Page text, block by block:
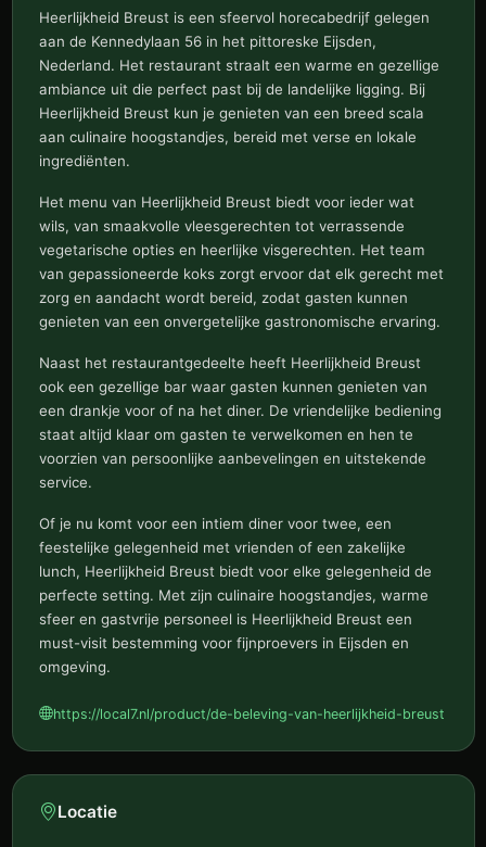
Heerlijkheid Breust is een sfeervol horecabedrijf gelegen
aan de Kennedylaan 56 in het pittoreske Eijsden,
Nederland. Het restaurant straalt een warme en gezellige
ambiance uit die perfect past bij de landelijke ligging. Bij
Heerlijkheid Breust kun je genieten van een breed scala
aan culinaire hoogstandjes, bereid met verse en lokale
ingrediënten.
Het menu van Heerlijkheid Breust biedt voor ieder wat
wils, van smaakvolle vleesgerechten tot verrassende
vegetarische opties en heerlijke visgerechten. Het team
van gepassioneerde koks zorgt ervoor dat elk gerecht met
zorg en aandacht wordt bereid, zodat gasten kunnen
genieten van een onvergetelijke gastronomische ervaring.
Naast het restaurantgedeelte heeft Heerlijkheid Breust
ook een gezellige bar waar gasten kunnen genieten van
een drankje voor of na het diner. De vriendelijke bediening
staat altijd klaar om gasten te verwelkomen en hen te
voorzien van persoonlijke aanbevelingen en uitstekende
service.
Of je nu komt voor een intiem diner voor twee, een
feestelijke gelegenheid met vrienden of een zakelijke
lunch, Heerlijkheid Breust biedt voor elke gelegenheid de
perfecte setting. Met zijn culinaire hoogstandjes, warme
sfeer en gastvrije personeel is Heerlijkheid Breust een
must-visit bestemming voor fijnproevers in Eijsden en
omgeving.
https://local7.nl/product/de-beleving-van-heerlijkheid-breust
Locatie